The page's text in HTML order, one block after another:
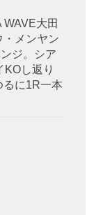
大田
・メンヤン
ジ。シア
し返り
るに1R一本